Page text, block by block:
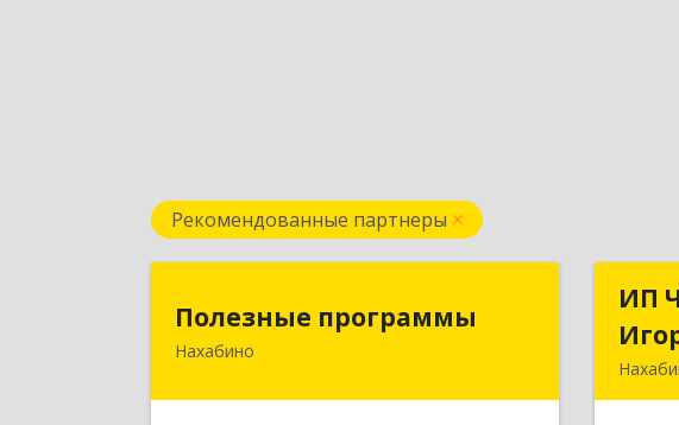
Рекомендованные партнеры
Полезные программы
Нахабино
ИП